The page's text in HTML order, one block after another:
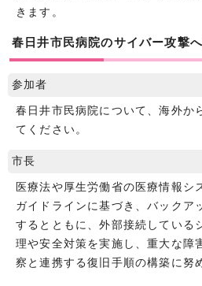
きます。
春日井市民病院のサイバー攻撃
参加者
春日井市民病院について、海外か
てください。
市長
医療法や厚生労働省の医療情報シ
ガイドラインに基づき、バックア
するとともに、外部接続している
理や安全対策を実施し、重大な障
察と連携する復旧手順の構築に努